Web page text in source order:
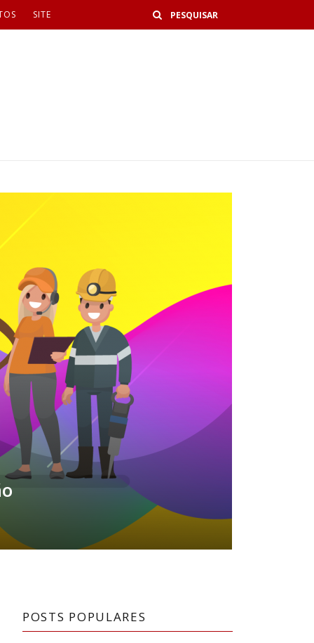
SITE Buscar
POSTS POPULARES